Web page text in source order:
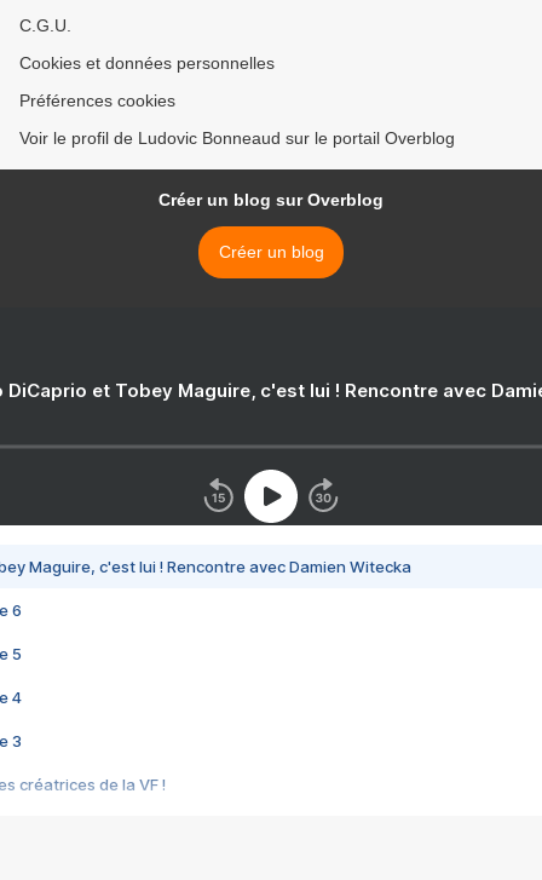
C.G.U.
Cookies et données personnelles
Préférences cookies
Voir le profil de Ludovic Bonneaud sur le portail Overblog
Créer un blog sur Overblog
Créer un blog
DiCaprio et Tobey Maguire, c'est lui ! Rencontre avec
Maguire, c'est lui ! Rencontre avec Damien Witecka
6
5
4
3
créatrices de la VF !